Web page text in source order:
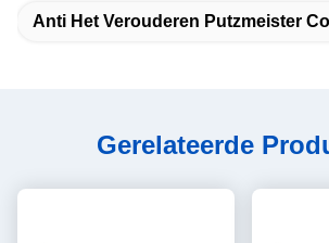
Anti Het Verouderen Putzmeister
Gerelateerde